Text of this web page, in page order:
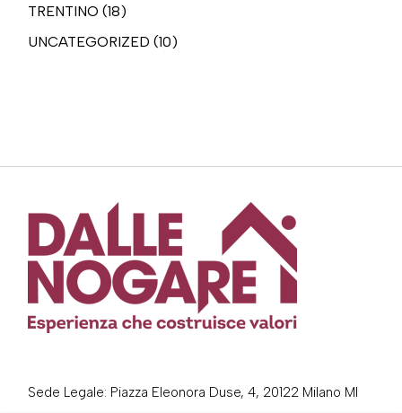
TRENTINO (18)
UNCATEGORIZED (10)
Sede Legale: Piazza Eleonora Duse, 4, 20122 Milano MI